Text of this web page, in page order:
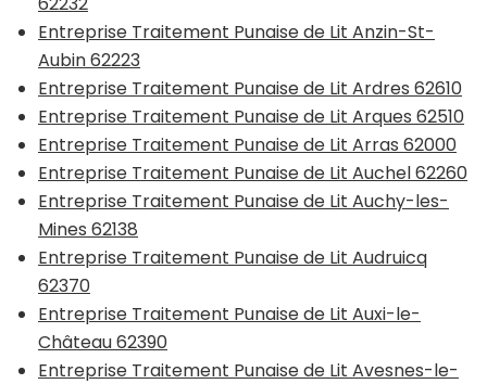
Entreprise Traitement Punaise de Lit Anzin-St-
Aubin 62223
Entreprise Traitement Punaise de Lit Ardres 62610
Entreprise Traitement Punaise de Lit Arques 62510
Entreprise Traitement Punaise de Lit Arras 62000
Entreprise Traitement Punaise de Lit Auchel 62260
Entreprise Traitement Punaise de Lit Auchy-les-
Mines 62138
Entreprise Traitement Punaise de Lit Audruicq
62370
Entreprise Traitement Punaise de Lit Auxi-le-
Château 62390
Entreprise Traitement Punaise de Lit Avesnes-le-